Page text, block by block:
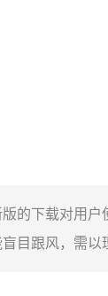
的下载对用
目跟风，需以